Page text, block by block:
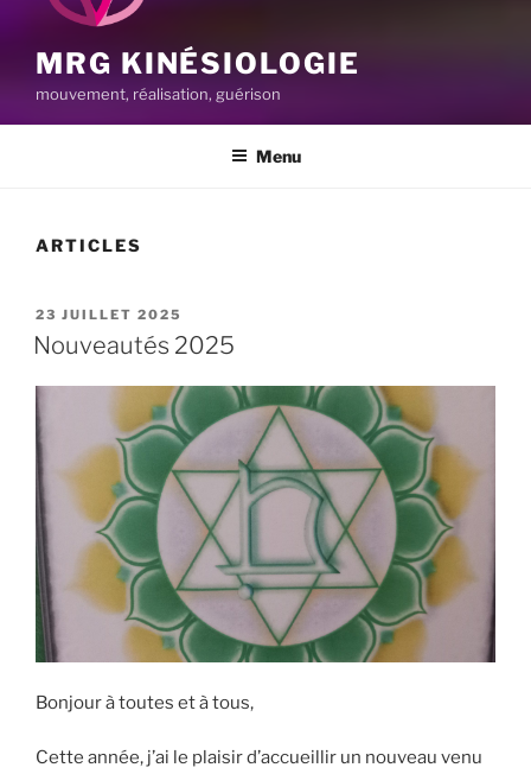
MRG KINÉSIOLOGIE
mouvement, réalisation, guérison
Menu
ARTICLES
PUBLIÉ
LE
23 JUILLET 2025
Nouveautés 2025
Bonjour à toutes et à tous,
Cette année, j’ai le plaisir d’accueillir un nouveau venu